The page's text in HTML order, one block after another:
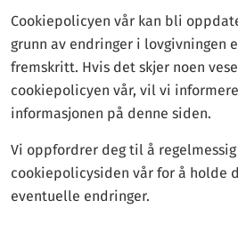
Cookiepolicyen vår kan bli
grunn av endringer i lovgivningen
fremskritt. Hvis det skjer noen
cookiepolicyen vår, vil vi
informasjonen på denne siden.
Vi oppfordrer deg til å regelmessig
cookiepolicysiden vår for å holde
eventuelle endringer.